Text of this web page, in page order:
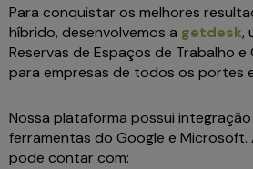
Para conquistar os melhores
híbrido, desenvolvemos a getdesk,
Reservas de Espaços de Trabalho
para empresas de todos os portes
Nossa plataforma possui
ferramentas do Google e Microsoft.
pode contar com: